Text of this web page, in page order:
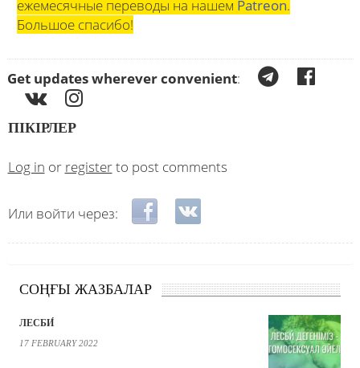
ежемесячные переводы на нашем Patreon.
Большое спасибо!
Get updates wherever convenient:
ПІКІРЛЕР
Log in or registerto post comments
Или войти через: Login with Facebook
Login with VKontakte
СОҢҒЫ ЖАЗБАЛАР
ЛЕСБИ́
17 FEBRUARY 2022